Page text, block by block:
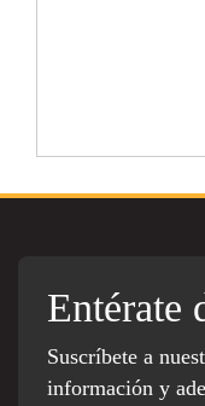
Entérate
Suscríbete a
información y